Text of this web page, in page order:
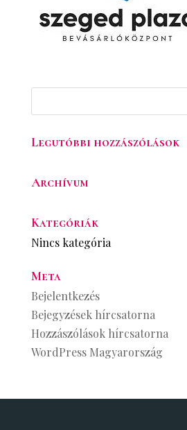
Legutóbbi hozzászólások
Archívum
Kategóriák
Nincs kategória
Meta
Bejelentkezés
Bejegyzések hírcsatorna
Hozzászólások hírcsatorna
WordPress Magyarország